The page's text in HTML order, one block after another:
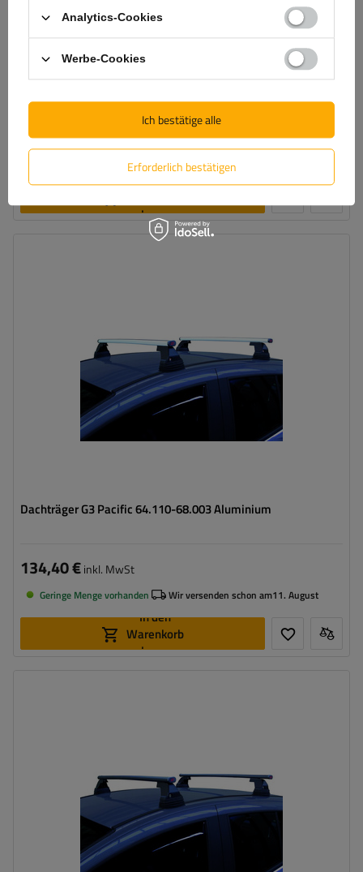
Padova 3 Stahl - Heckklappen-Fahrradträger für 3 Fahrräder
139,99 €
In den
legen
Dachträger G3 Pacific 64.110-68.003 Aluminium
134,40 €inkl. MwSt
Geringe Menge vorhanden Wir versenden schon am11. August
In den
Warenkorb
legen
Analytics-Cookies
Werbe-Cookies
Erforderlich bestätigen
Ich bestätige alle